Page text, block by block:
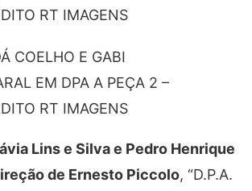
COELHO E GABI
EM DPA A PEÇA 2 –
RT IMAGENS
Lins e Silva e Pedro Henrique
de Ernesto Piccolo, “D.P.A.